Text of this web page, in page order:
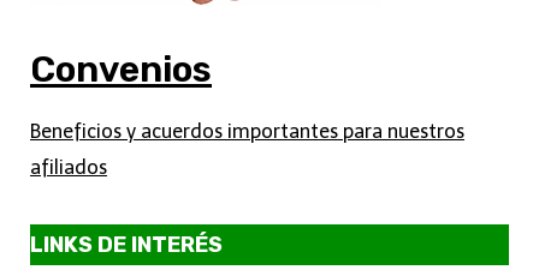
Convenios
Beneficios y acuerdos importantes para nuestros
afiliados
LINKS DE INTERÉS